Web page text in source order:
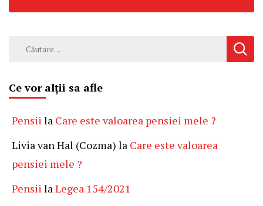
Caută
Ce vor alții sa afle
Pensii la Care este valoarea pensiei mele ?
Livia van Hal (Cozma) la Care este valoarea
pensiei mele ?
Pensii laLegea 154/2021